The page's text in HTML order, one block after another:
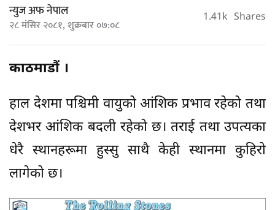
न्युज अफ नेपाल
२८ मंसिर २०८१, शुक्रबार ०७:०८ 1.41k Shares
काठमाडौं ।
हाल देशमा पश्चिमी वायुको आंशिक प्रभाव रहेको तथा
देशभर आंशिक बदली रहेको छ। तराई तथा उपत्यका
धेरै स्थानहरूमा हुस्सु साथै केही स्थानमा कुहिरो
लागेको छ।